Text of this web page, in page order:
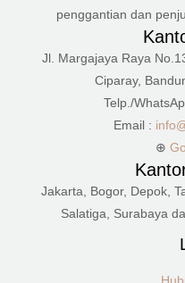
penggantian dan
Jl. Margajaya Raya
Ciparay,
Telp./
Email :
⊕
Jakarta, Bogor, Depok,
Salatiga, Surabaya